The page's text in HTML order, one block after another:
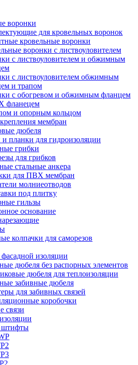
воронки
для кровельных воронок
кровельные воронки
воронки с листвоуловителем
с листвоуловителем и обжимным
с листвоуловителем обжимным
и трапом
с обогревом и обжимным фланцем
фланецем
и опорным кольцом
мембран
дюбеля
и планки для гидроизоляции
грибки
для грибков
стальные анкера
для ПВХ мембран
молниеотводов
под плитку
гильзы
основание
колпачки для саморезов
изоляции
дюбеля без распорных элементов
дюбеля для теплоизоляции
забивные дюбеля
для забивных связей
коробочки
связи
штифты